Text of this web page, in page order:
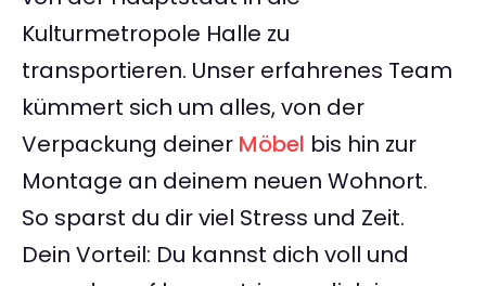
Kulturmetropole Halle zu
transportieren. Unser erfahrenes Team
kümmert sich um alles, von der
Verpackung deiner Möbel bis hin zur
Montage an deinem neuen Wohnort.
So sparst du dir viel Stress und Zeit.
Dein Vorteil: Du kannst dich voll und